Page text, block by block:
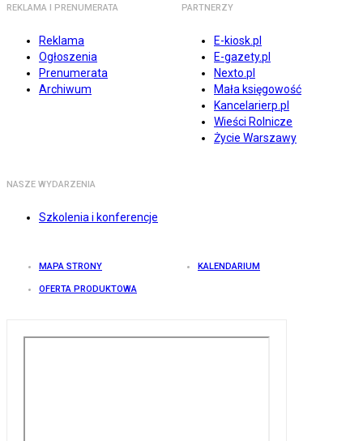
REKLAMA I PRENUMERATA
Reklama
Ogłoszenia
Prenumerata
Archiwum
PARTNERZY
E-kiosk.pl
E-gazety.pl
Nexto.pl
Mała księgowość
Kancelarierp.pl
Wieści Rolnicze
Życie Warszawy
NASZE WYDARZENIA
Szkolenia i konferencje
MAPA STRONY KALENDARIUM
OFERTA PRODUKTOWA